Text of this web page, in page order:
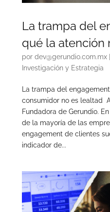
La trampa del
qué la atención
por dev@gerundio.com.mx|
Investigación y Estrategia
La trampa del
consumidor no es lealtad
Fundadora de Gerundio.
de la mayoría de las
engagement de clientes
indicador de...